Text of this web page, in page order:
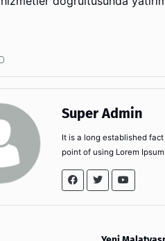
Super Admin
It is a long established
point of using Lorem Ipsum